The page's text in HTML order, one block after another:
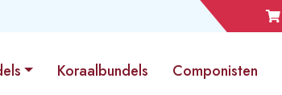
Koraalbundels Componisten